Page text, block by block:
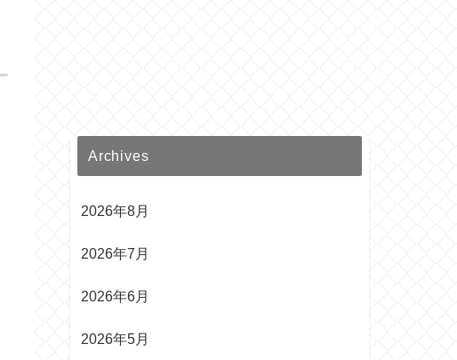
Archives
2026年8月
2026年7月
2026年6月
2026年5月